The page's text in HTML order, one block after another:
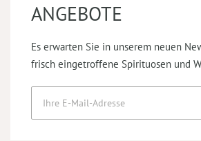
ANGEBOTE
Es erwarten Sie in unserem neuen
frisch eingetroffene Spirituosen und